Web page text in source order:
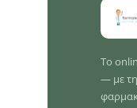
Το
— με